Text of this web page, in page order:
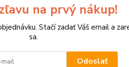
RAIN PRO
na prvý nákup!
Stačí zadať Váš email a
sa.
Odoslať